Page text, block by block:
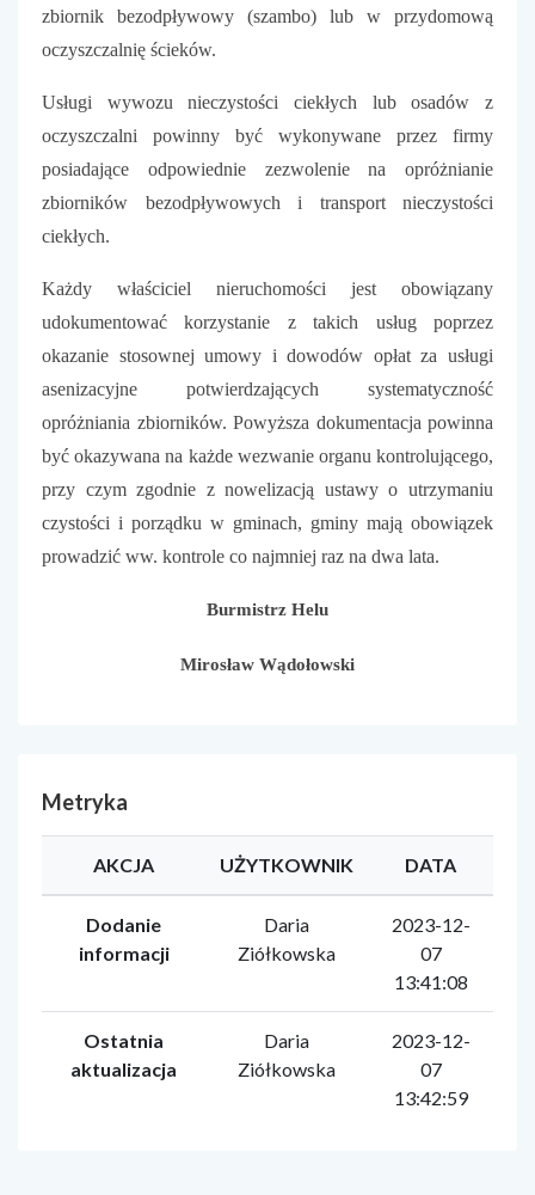
zbiornik bezodpływowy (szambo) lub w przydomową
oczyszczalnię ścieków.
Usługi wywozu nieczystości ciekłych lub osadów z
oczyszczalni powinny być wykonywane przez firmy
posiadające odpowiednie zezwolenie na opróżnianie
zbiorników bezodpływowych i transport nieczystości
ciekłych.
Każdy właściciel nieruchomości jest obowiązany
udokumentować korzystanie z takich usług poprzez
okazanie stosownej umowy i dowodów opłat za usługi
asenizacyjne potwierdzających systematyczność
opróżniania zbiorników. Powyższa dokumentacja powinna
być okazywana na każde wezwanie organu kontrolującego,
przy czym zgodnie z nowelizacją ustawy o utrzymaniu
czystości i porządku w gminach, gminy mają obowiązek
prowadzić ww. kontrole co najmniej raz na dwa lata.
Burmistrz Helu
Mirosław Wądołowski
Metryka
AKCJA UŻYTKOWNIK DATA
Dodanie
informacji
Daria
Ziółkowska
2023-12-
07
13:41:08
Ostatnia
aktualizacja
Daria
Ziółkowska
2023-12-
07
13:42:59